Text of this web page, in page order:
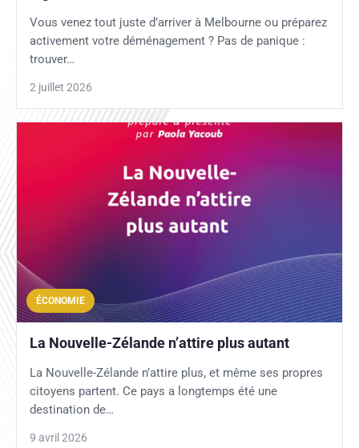
Vous venez tout juste d’arriver à Melbourne ou préparez
activement votre déménagement ? Pas de panique :
trouver…
2 juillet 2026
ÉCONOMIE
La Nouvelle-Zélande n’attire plus autant
La Nouvelle-Zélande n’attire plus, et même ses propres
citoyens partent. Ce pays a longtemps été une
destination de…
9 avril 2026